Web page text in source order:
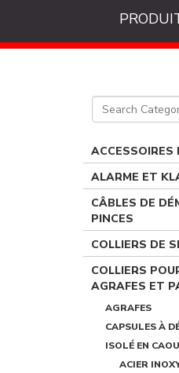
ACCESSOIRES
ALARME ET
CÂBLES DE
PINCES
COLLIERS DE
COLLIERS
AGRAFES ET
AGRAFES
CAPSULES À
ISOLÉ EN
ACIER